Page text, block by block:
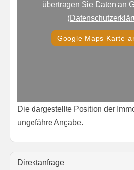
übertragen Sie Daten an
(
Google Maps Karte
Die dargestellte Position der
ungefähre Angabe.
Direktanfrage